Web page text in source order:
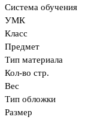
Система обучения
УМК
Класс
Предмет
Тип материала
Кол-во стр.
Вес
Тип обложки
Размер